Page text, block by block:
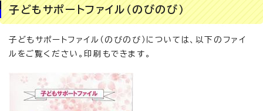
子どもサポートファイル（のびのび）
子どもサポートファイル（のびのび）については、以下のファイ
ルをご覧ください。印刷もできます。